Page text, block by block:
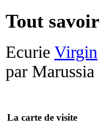
Tout
Ecurie Virgin
par Marussia
La carte de visite